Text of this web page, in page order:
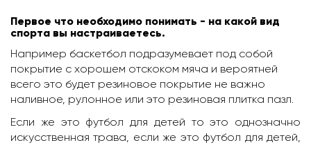
Первое что необходимо понимать - на какой вид
спорта вы настраиваетесь.
Например баскетбол подразумевает под собой
покрытие с хорошем отскоком мяча и вероятней
всего это будет резиновое покрытие не важно
наливное, рулонное или это резиновая плитка пазл.
Если же это футбол для детей то это однозначно
искусственная трава, если же это футбол для детей,